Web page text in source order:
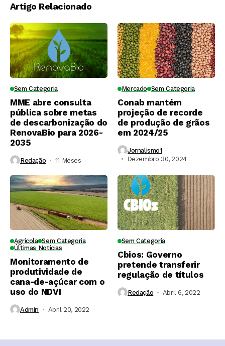
Artigo Relacionado
Sem Categoria
MME abre consulta
pública sobre metas
de descarbonização do
RenovaBio para 2026-
2035
Redação 11 Meses ⁮
Mercado Sem Categoria
Conab mantém
projeção de recorde
de produção de grãos
em 2024/25
Jornalismo1
Dezembro 30, 2024
Agrícola Sem Categoria
Últimas Notícias
Monitoramento de
produtividade de
cana-de-açúcar com o
uso do NDVI
Admin Abril 20, 2022
Sem Categoria
Cbios: Governo
pretende transferir
regulação de títulos
Redação Abril 6, 2022